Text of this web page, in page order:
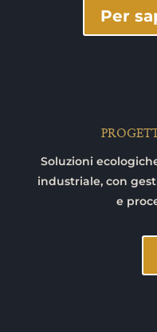
Per
Soluzioni
industriale, con
e